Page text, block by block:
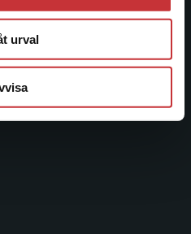
urval
finns Studentlitteratur med